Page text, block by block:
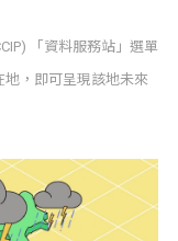
「資料服務站」選單
，即可呈現該地未來